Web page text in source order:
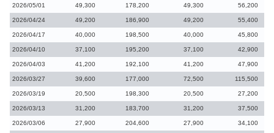
2026/05/01 49,300 178,200 49,300 56,200
2026/04/24 49,200 186,900 49,200 55,400
2026/04/17 40,000 198,500 40,000 45,800
2026/04/10 37,100 195,200 37,100 42,900
2026/04/03 41,200 192,100 41,200 47,900
2026/03/27 39,600 177,000 72,500 115,500
2026/03/19 20,500 198,300 20,500 27,200
2026/03/13 31,200 183,700 31,200 37,500
2026/03/06 27,900 204,600 27,900 34,100